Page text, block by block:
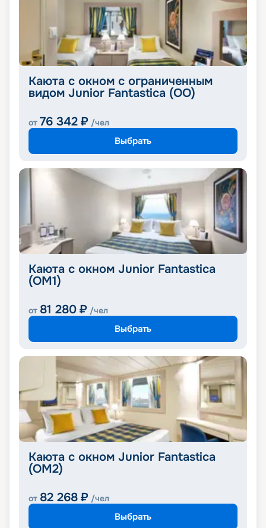
Каюта с окном с ограниченным
видом Junior Fantastica (OO)
от 76 342 ₽ /чел
Выбрать
Каюта с окном Junior Fantastica
(OM1)
от 81 280 ₽ /чел
Выбрать
Каюта с окном Junior Fantastica
(OM2)
от 82 268 ₽ /чел
Выбрать